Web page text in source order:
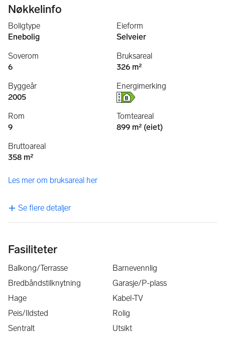
Nøkkelinfo
Boligtype
Enebolig
Eieform
Selveier
Soverom
6
Bruksareal
326 m²
Byggeår
2005
Energimerking
Rom
9
Tomteareal
899 m² (eiet)
Bruttoareal
358 m²
Les mer om bruksareal her
Se flere detaljer
Fasiliteter
Balkong/Terrasse
Barnevennlig
Bredbåndstilknytning
Garasje/P-plass
Hage
Kabel-TV
Peis/Ildsted
Rolig
Sentralt
Utsikt